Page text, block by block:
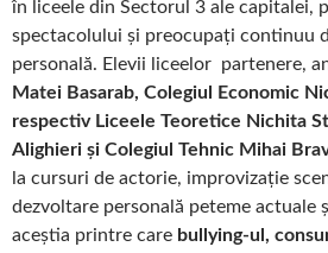
în liceele din Sectorul 3 ale capitalei,
spectacolului și preocupați continuu
personală. Elevii liceelor partenere,
Matei Basarab, Colegiul Economic
respectiv Liceele Teoretice Nichita
Alighieri și Colegiul Tehnic Mihai
la cursuri de actorie, improvizație
dezvoltare personală peteme actuale
aceștia printre care bullying-ul,